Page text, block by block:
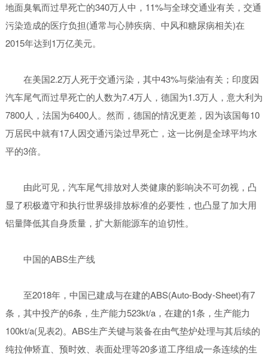
地面臭氧而过早死亡的340万人中，11%与全球交通业有关，交通
污染造成的医疗负担(通常与心肺疾病、中风和糖尿病相关)在
2015年达到1万亿美元。
在美国2.2万人死于交通污染，其中43%与柴油有关；印度因
汽车尾气而过早死亡的人数为7.4万人，德国为1.3万人，意大利为
7800人，法国为6400人。然而，德国的情况更差，因为该国每10
万居民中就有17人因交通污染过早死亡，这一比例是全球平均水
平的3倍。
由此可见，汽车尾气排放对人类健康的影响决不可勿视，凸
显了积极遵守和执行世界级排放标准的必要性，也凸显了加大用
铝量降低其自身质量，扩大新能源车的迫切性。
中国的ABS生产线
至2018年，中国已建成与在建的ABS(Auto-Body-Sheet)有7
条，其中投产的6条，生产能力523kt/a，在建的1条，生产能力
100kt/a(见表2)。ABS生产关键与装备在由气垫炉处理与其后续的
纯拉伸矫直、预时效、表面处理等20多道工序组成一条连续的生